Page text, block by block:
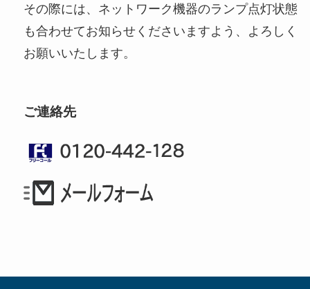
その際には、ネットワーク機器のランプ点灯状態
も合わせてお知らせくださいますよう、よろしく
お願いいたします。
ご連絡先